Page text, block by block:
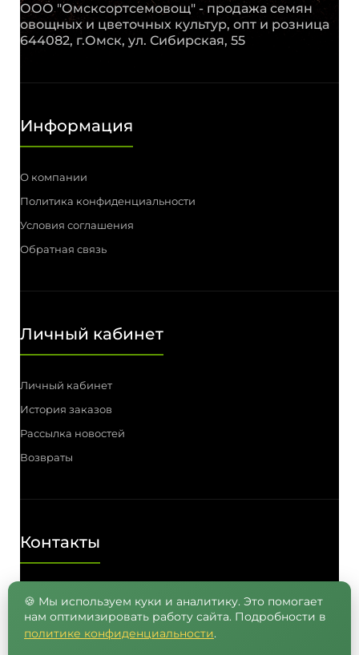
ООО "Омсксортсемовощ" - продажа семян
овощных и цветочных культур, опт и розница
644082, г.Омск, ул. Сибирская, 55
Информация
О компании
Политика конфиденциальности
Условия соглашения
Обратная связь
Личный кабинет
Личный кабинет
История заказов
Рассылка новостей
Возвраты
Контакты
8 (962) 050-05-65, 8 (965) 875-75-55
E-mail: info@semenavomske.ru
🍪 Мы используем куки и аналитику. Это помогает
нам оптимизировать работу сайта. Подробности в
политике конфиденциальности.